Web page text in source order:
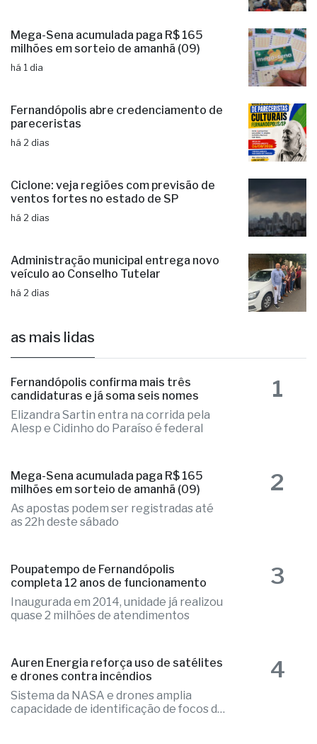
Mega-Sena acumulada paga R$ 165
milhões em sorteio de amanhã (09)
há 1 dia
Fernandópolis abre credenciamento de
pareceristas
há 2 dias
Ciclone: veja regiões com previsão de
ventos fortes no estado de SP
há 2 dias
Administração municipal entrega novo
veículo ao Conselho Tutelar
há 2 dias
as mais lidas
Fernandópolis confirma mais três
candidaturas e já soma seis nomes
Elizandra Sartin entra na corrida pela
Alesp e Cidinho do Paraíso é federal
1
Mega-Sena acumulada paga R$ 165
milhões em sorteio de amanhã (09)
As apostas podem ser registradas até
as 22h deste sábado
2
Poupatempo de Fernandópolis
completa 12 anos de funcionamento
Inaugurada em 2014, unidade já realizou
quase 2 milhões de atendimentos
3
Auren Energia reforça uso de satélites
e drones contra incêndios
Sistema da NASA e drones amplia
capacidade de identificação de focos de
4